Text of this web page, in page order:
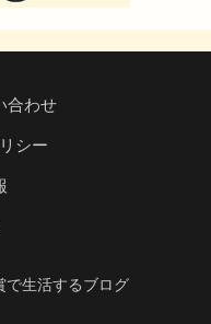
合わせ
シー
生活するブログ